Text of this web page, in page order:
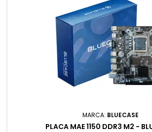
MARCA: BLUECASE
PLACA MAE 1150 DDR3 M2 -